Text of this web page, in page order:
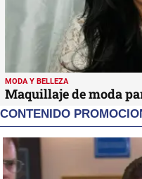
MODA Y BELLEZA
Maquillaje de moda
CONTENIDO